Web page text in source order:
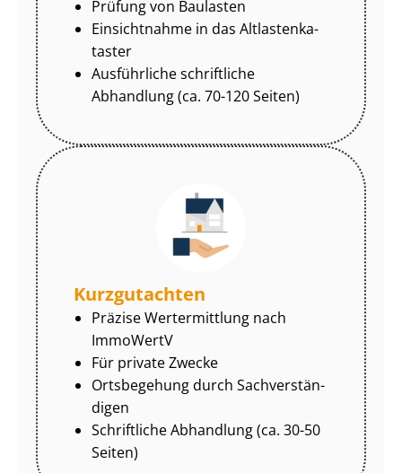
Prüfung von Baulasten
Einsichtnahme in das Alt­las­ten­ka­
tas­ter
Ausführliche schriftliche
Abhandlung (ca. 70-120 Seiten)
Kurzgutachten
Präzise Wertermittlung nach
ImmoWertV
Für private Zwecke
Ortsbegehung durch Sach­ver­stän­
di­gen
Schriftliche Abhandlung (ca. 30-50
Seiten)